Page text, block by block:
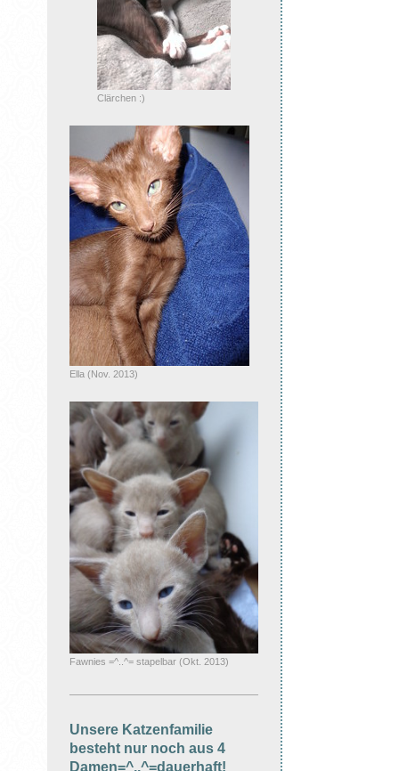
Clärchen :)
Ella (Nov. 2013)
Fawnies =^..^= stapelbar (Okt. 2013)
Unsere Katzenfamilie
besteht nur noch aus 4
Damen=^..^=dauerhaft!